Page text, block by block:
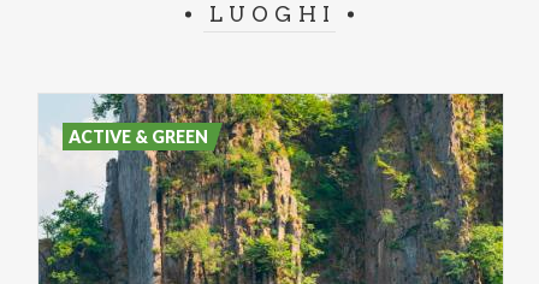
LUOGHI
ACTIVE & GREEN